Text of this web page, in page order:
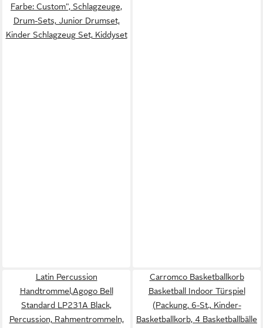
Farbe: Custom", Schlagzeuge,
Drum-Sets, Junior Drumset,
Kinder Schlagzeug Set, Kiddyset
Latin Percussion
Handtrommel,Agogo Bell
Standard LP231A Black,
Percussion, Rahmentrommeln,
Carromco Basketballkorb
Basketball Indoor Türspiel
(Packung, 6-St., Kinder-
Basketballkorb, 4 Basketballbälle